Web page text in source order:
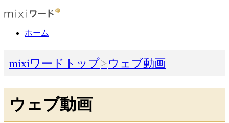
ホーム
mixiワードトップ ウェブ動画
ウェブ動画